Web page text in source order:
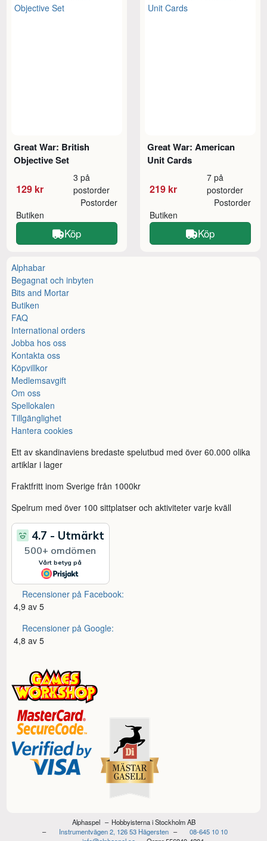
Great War: British
Objective Set
129 kr
3 på
postorder
Butiken
Postorder
Köp
Great War: American
Unit Cards
219 kr
7 på
postorder
Butiken
Postorder
Köp
Alphabar
Begagnat och inbyten
Bits and Mortar
Butiken
FAQ
International orders
Jobba hos oss
Kontakta oss
Köpvillkor
Medlemsavgift
Om oss
Spellokalen
Tillgänglighet
Hantera cookies
Ett av skandinaviens bredaste spelutbud med över 60.000 olika
artiklar i lager
Fraktfritt inom Sverige från 1000kr
Spelrum med över 100 sittplatser och aktiviteter varje kväll
Recensioner på Facebook:
4,9 av 5
Recensioner på Google:
4,8 av 5
Alphaspel
Hobbyisterna i Stockholm AB
Instrumentvägen 2, 126 53 Hägersten
08-645 10 10